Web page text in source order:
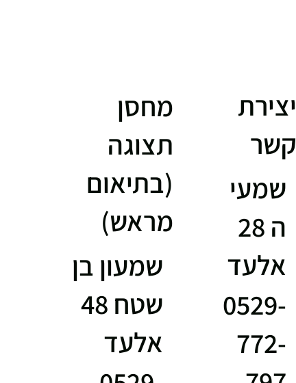
יצירת
קשר
שמעי
ה 28
אלעד
0529-
772-
מחסן
תצוגה
(בתיאום
מראש)
שמעון בן
שטח 48
אלעד